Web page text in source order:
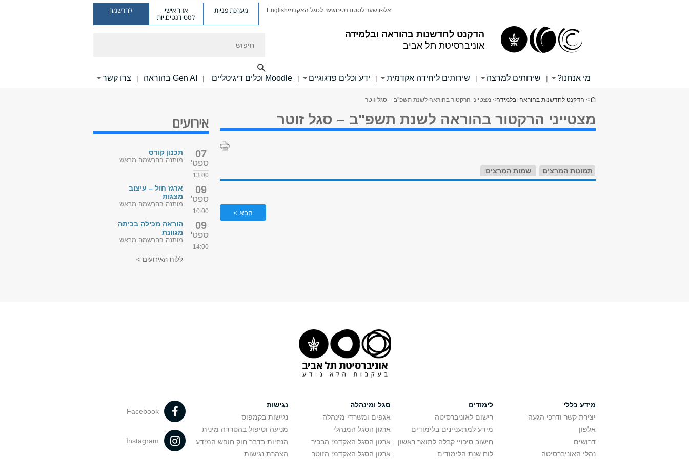
הדקנט לחדשנות בהוראה ובלמידה
אוניברסיטת תל אביב
אלפוןשער לסטודנטיםשער לסגל האקדמיEnglish מערכת פניות אזור אישי
לסטודנטים.יות
להרשמה
מי אנחנו? | שירותים למרצה | שירותים ליחידה אקדמית | ידע וכלים פדגוגיים | Moodle וכלים דיגיטליים | Gen AI בהוראה | צרו קשר
הינך נמצא כאן
> הדקנט לחדשנות בהוראה ובלמידה> מצטייני הרקטור בהוראה לשנת תשפ"ב – סגל זוטר
מצטייני הרקטור בהוראה לשנת תשפ"ב – סגל זוטר
תמונות המרצים שמות המרצים
הבא >
אירועים
07
ספט'
13:00
תכנון קורס
מותנה בהרשמה מראש
09
ספט'
10:00
ארגז חול – עיצוב
מצגות
מותנה בהרשמה מראש
09
ספט'
14:00
הוראה מכילה בכיתה
מגוונת
מותנה בהרשמה מראש
ללוח האירועים >
מידע כללי
יצירת קשר ודרכי הגעה
אלפון
דרושים
נהלי האוניברסיטה
לימודים
רישום לאוניברסיטה
מידע למתעניינים בלימודים
חישוב סיכויי קבלה לתואר ראשון
לוח שנת הלימודים
סגל ומינהלה
אגפים ומשרדי מינהלה
ארגון הסגל המנהלי
ארגון הסגל האקדמי הבכיר
ארגון הסגל האקדמי הזוטר
נגישות
נגישות בקמפוס
מניעה וטיפול בהטרדה מינית
הנחיות בדבר חוק חופש המידע
הצהרת נגישות
Facebook
Instagram